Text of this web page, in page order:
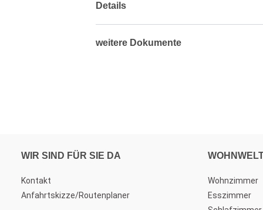
Details
weitere Dokumente
WIR SIND FÜR SIE DA
Kontakt
Anfahrtskizze/Routenplaner
Wohnzimmer
Esszimmer